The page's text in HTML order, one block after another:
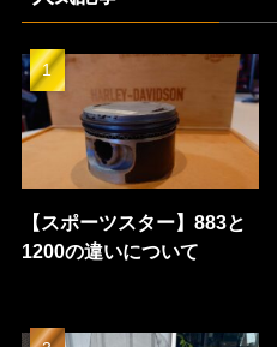
【スポーツスター】883と
1200の違いについて